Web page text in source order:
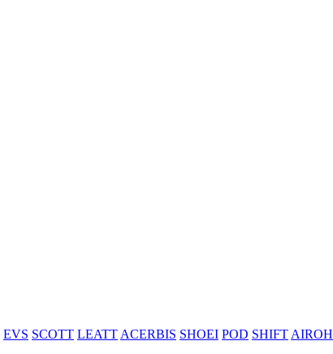
EVS SCOTT LEATT ACERBIS SHOEI POD SHIFT AIROH